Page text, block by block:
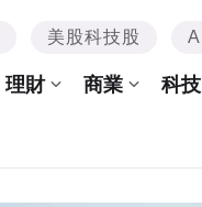
美股科技股 AI
理財 商業 科技